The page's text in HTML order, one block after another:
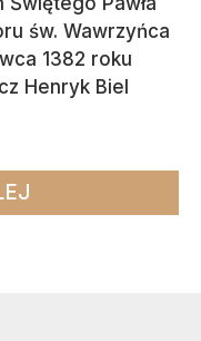
św. Wawrzyńca
1382 roku
Henryk Biel